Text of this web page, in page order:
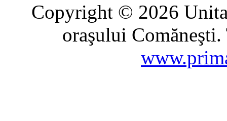
Copyright © 2026
oraşului